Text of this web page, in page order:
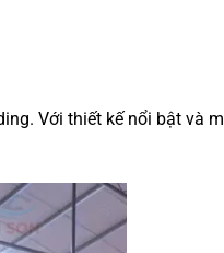
Với thiết kế nổi bật và